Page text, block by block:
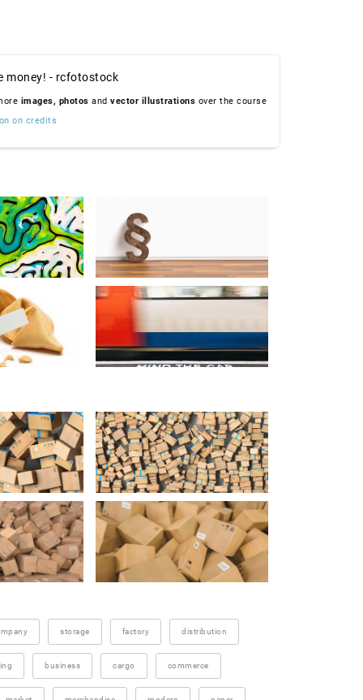
money! - rcfotostock
images, photos and vector illustrations over the course
on credits
storage factory distribution
business cargo commerce